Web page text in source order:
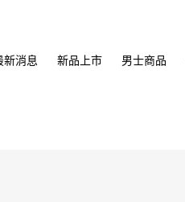
新消息 新品上市 男士商品